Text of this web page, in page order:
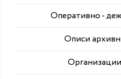
Оперативно -
Описи